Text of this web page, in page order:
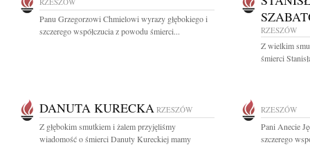
Panu Grzegorzowi Chmielowi wyrazy głębokiego i
szczerego współczucia z powodu śmierci...
RZESZÓW
Z wielkim
śmierci
DANUTA KURECKA RZESZÓW
Z głębokim smutkiem i żalem przyjęliśmy
wiadomość o śmierci Danuty Kureckiej mamy
RZESZÓW
Pani Anecie
szczerego